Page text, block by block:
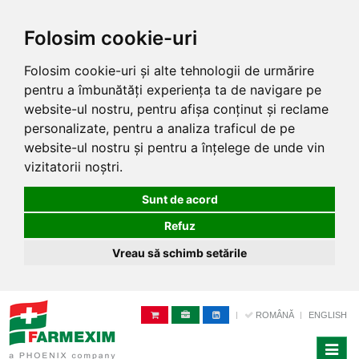
Folosim cookie-uri
Folosim cookie-uri și alte tehnologii de urmărire
pentru a îmbunătăți experiența ta de navigare pe
website-ul nostru, pentru afișa conținut și reclame
personalizate, pentru a analiza traficul de pe
website-ul nostru și pentru a înțelege de unde vin
vizitatorii noștri.
Sunt de acord
Refuz
Vreau să schimb setările
ROMÂNĂ ENGLISH
Toggle